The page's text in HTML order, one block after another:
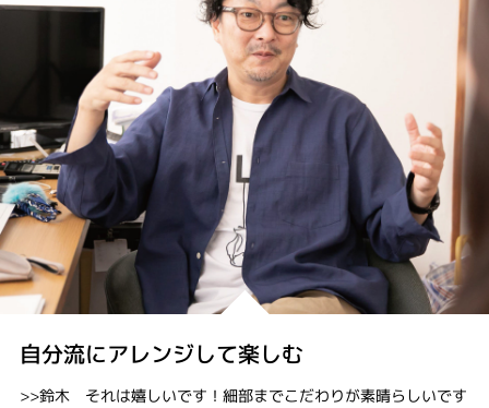
自分流にアレンジして楽しむ
>>鈴木 それは嬉しいです！細部までこだわりが素晴らしいです